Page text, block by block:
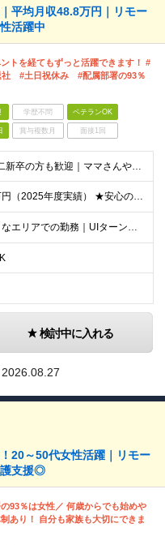
平均月収48.8万円｜リモー
活躍中
トを経てもずっと活躍できます！ #
社 #土日祝休み #配属部署の93％
学歴不問 ベテランOK
賞与複数月 面接1回
★未経験OK！第二新卒の方も歓迎｜ママさんやブランクありの方など、20～50代女性が多数活躍中♪ ◆高卒以上 ◆社会人経験をお持ちの方 - 業界・業種・職種・経験年数は問いません。 «こんな方が
★平均月収48.8万円（2025年度実績） ★安心の固定給＋賞与年2回＋インセンティブ！手当も充実 月給21万円～23万円＋諸手当＋インセンティブ＋賞与年2回 ※給与は年間平均の税込定例給与です。賞
★転勤なし｜好きなエリアでの勤務｜UIターン歓迎 全国47都道府県にある支社のいずれかにて勤務していただきます。 ＜募集エリア＞ ◆北海道・東北：北海道/青森/宮城/岩手/秋田/山形/福島
検討中に入れる
2026.08.27
20～50代女性活躍｜リモー
護支援◎
93％は女性／ 何歳からでも始めや
あり！ 自分も家族も大切にできま